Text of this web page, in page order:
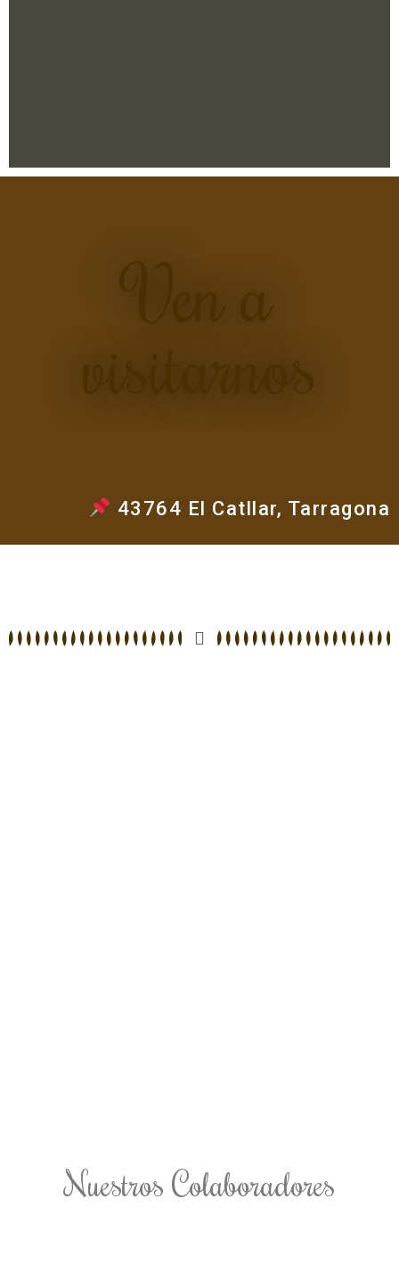
Ven a
visitarnos
43764 El Catllar, Tarragona
Nuestros Colaboradores